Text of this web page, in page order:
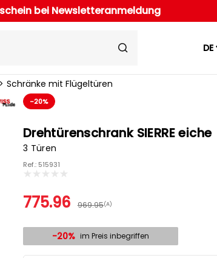
bei Newsletteranmeldung
DE
Schränke mit Flügeltüren
-20%
Drehtürenschrank SIERRE eiche
3 Türen
Ref.: 515931
775.96 969.95(A)
-20% im Preis inbegriffen